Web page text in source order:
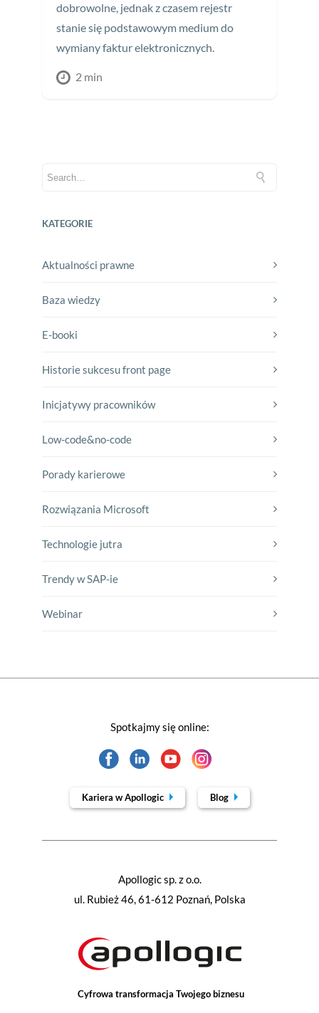
dobrowolne, jednak z czasem rejestr
stanie się podstawowym medium do
wymiany faktur elektronicznych.
2 min
KATEGORIE
Aktualności prawne
Baza wiedzy
E-booki
Historie sukcesu front page
Inicjatywy pracowników
Low-code&no-code
Porady karierowe
Rozwiązania Microsoft
Technologie jutra
Trendy w SAP-ie
Webinar
Cyfrowa transformacja Twojego biznesu
Apollogic sp. z o.o.
ul. Rubież 46, 61-612 Poznań, Polska
Spotkajmy się online:
Kariera w Apollogic Blog